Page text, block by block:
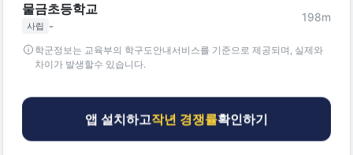
물금초등학교
사립 -
198m
학군정보는 교육부의 학구도안내서비스를 기준으로 제공되며, 실제와
차이가 발생할수 있습니다.
앱 설치하고작년 경쟁률확인하기